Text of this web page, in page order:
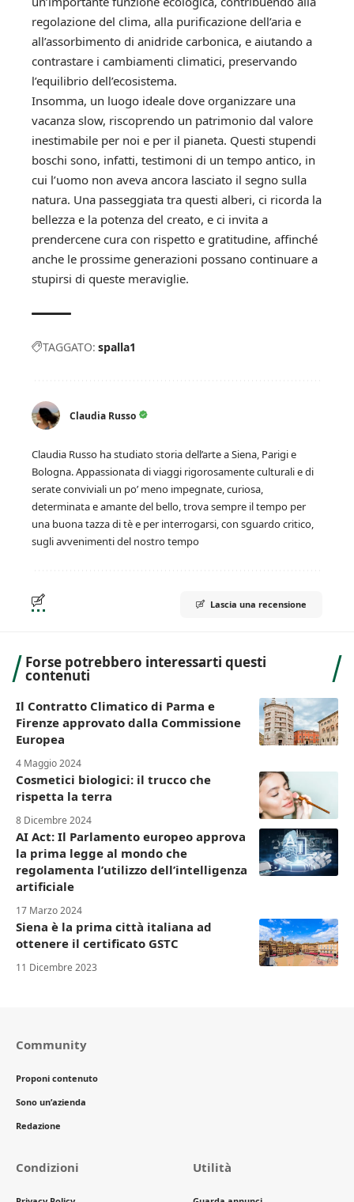
regolazione del clima, alla purificazione dell’aria e
all’assorbimento di anidride carbonica, e aiutando a
contrastare i cambiamenti climatici, preservando
l’equilibrio dell’ecosistema.
Insomma, un luogo ideale dove organizzare una
vacanza slow, riscoprendo un patrimonio dal valore
inestimabile per noi e per il pianeta. Questi stupendi
boschi sono, infatti, testimoni di un tempo antico, in
cui l’uomo non aveva ancora lasciato il segno sulla
natura. Una passeggiata tra questi alberi, ci ricorda la
bellezza e la potenza del creato, e ci invita a
prendercene cura con rispetto e gratitudine, affinché
anche le prossime generazioni possano continuare a
stupirsi di queste meraviglie.
TAGGATO: spalla1
Claudia Russo
Claudia Russo ha studiato storia dell’arte a Siena, Parigi e
Bologna. Appassionata di viaggi rigorosamente culturali e di
serate conviviali un po’ meno impegnate, curiosa,
determinata e amante del bello, trova sempre il tempo per
una buona tazza di tè e per interrogarsi, con sguardo critico,
sugli avvenimenti del nostro tempo
Lascia una recensione
Forse potrebbero interessarti questi
contenuti
Il Contratto Climatico di Parma e
Firenze approvato dalla Commissione
Europea
4 Maggio 2024
Cosmetici biologici: il trucco che
rispetta la terra
8 Dicembre 2024
AI Act: Il Parlamento europeo approva
la prima legge al mondo che
regolamenta l’utilizzo dell’intelligenza
artificiale
17 Marzo 2024
Siena è la prima città italiana ad
ottenere il certificato GSTC
11 Dicembre 2023
Community
Proponi contenuto
Sono un’azienda
Redazione
Condizioni Utilità